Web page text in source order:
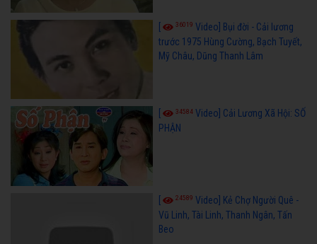
[ 36019 Video] Bụi đời - Cải lương
trước 1975 Hùng Cường, Bạch Tuyết,
Mỹ Châu, Dũng Thanh Lâm
34584 Video] Cải Lương Xã Hội: SỐ
PHẬN
24589 Video] Kẻ Chợ Người Quê -
Vũ Linh, Tài Linh, Thanh Ngân, Tấn
Beo